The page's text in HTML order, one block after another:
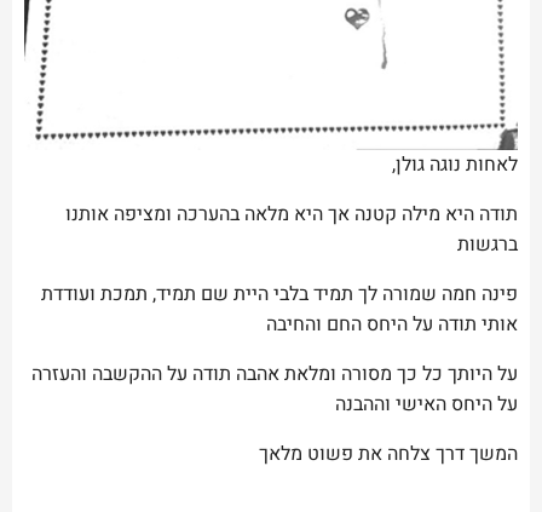
לאחות נוגה גולן,
תודה היא מילה קטנה אך היא מלאה בהערכה ומציפה אותנו
ברגשות
פינה חמה שמורה לך תמיד בלבי היית שם תמיד, תמכת ועודדת
אותי תודה על היחס החם והחיבה
על היותך כל כך מסורה ומלאת אהבה תודה על ההקשבה והעזרה
על היחס האישי וההבנה
המשך דרך צלחה את פשוט מלאך